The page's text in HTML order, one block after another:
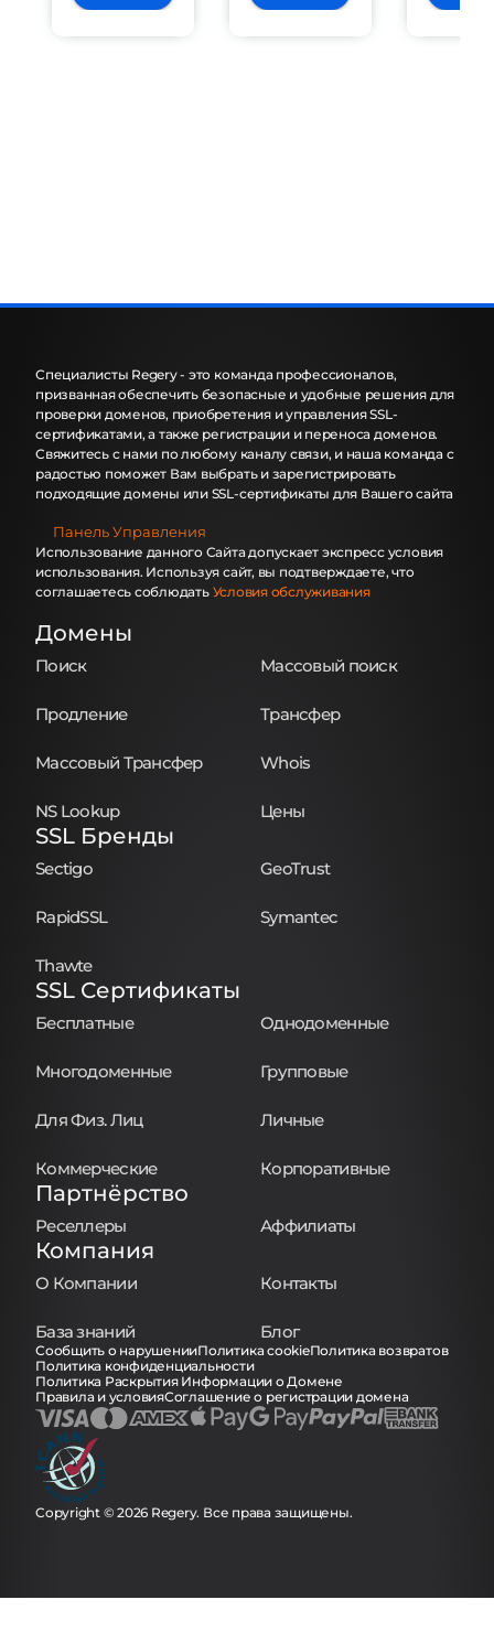
Специалисты Regery - это команда профессионалов,
призванная обеспечить безопасные и удобные решения для
проверки доменов, приобретения и управления SSL-
сертификатами, а также регистрации и переноса доменов.
Свяжитесь с нами по любому каналу связи, и наша команда с
радостью поможет Вам выбрать и зарегистрировать
подходящие домены или SSL-сертификаты для Вашего сайта
Панель Управления
Использование данного Сайта допускает экспресс условия
использования. Используя сайт, вы подтверждаете, что
соглашаетесь соблюдать Условия обслуживания
Домены
Поиск Массовый поиск
Продление Трансфер
Массовый Трансфер Whois
NS Lookup Цены
SSL Бренды
Sectigo GeoTrust
RapidSSL Symantec
Thawte
SSL Сертификаты
Бесплатные Однодоменные
Многодоменные Групповые
Для Физ. Лиц Личные
Коммерческие Корпоративные
Партнёрство
Реселлеры Аффилиаты
Компания
О Компании Контакты
База знаний Блог
Сообщить о нарушенииПолитика cookieПолитика возвратов
Политика конфиденциальности
Политика Раскрытия Информации о Домене
Правила и условияСоглашение о регистрации домена
Copyright © 2026 Regery. Все права защищены.